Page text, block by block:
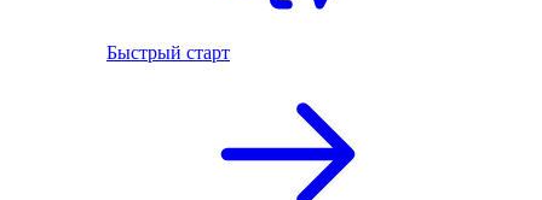
Быстрый старт